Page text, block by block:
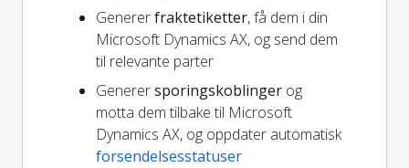
Genererfraktetiketter, få dem i din
Microsoft Dynamics AX, og send dem
til relevante parter
Generersporingskoblinger og
motta dem tilbake til Microsoft
Dynamics AX, og oppdater automatisk
forsendelsesstatuser